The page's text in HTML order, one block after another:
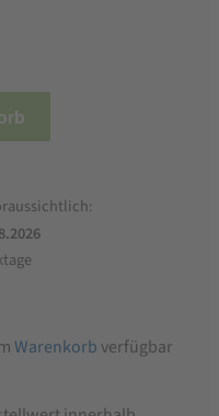
Warenkorb verfügbar